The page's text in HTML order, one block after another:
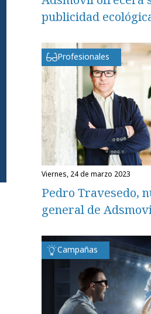
publicidad
Profesionales
viernes, 24 de marzo 2023
Pedro Travesedo,
general de
Campañas